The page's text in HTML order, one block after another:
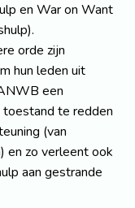
en War on Want
orde zijn
hun leden uit
een
toestand te redden
(van
en zo verleent ook
aan gestrande